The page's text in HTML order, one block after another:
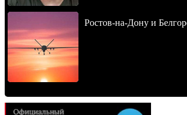
Ростов-на-Дону и